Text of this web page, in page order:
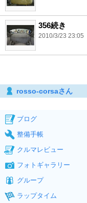
356続き
2010/3/23 23:05
rosso-corsaさん
ブログ
整備手帳
クルマレビュー
フォトギャラリー
グループ
ラップタイム